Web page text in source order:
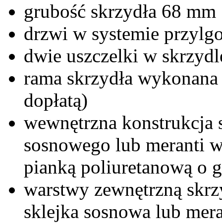
grubość skrzydła 68 mm
drzwi w systemie
dwie uszczelki w
rama skrzydła
dopłatą)
wewnętrzna konstrukcja
sosnowego lub meranti
pianką poliuretanową o
warstwy zewnętrzną
sklejka sosnowa lub